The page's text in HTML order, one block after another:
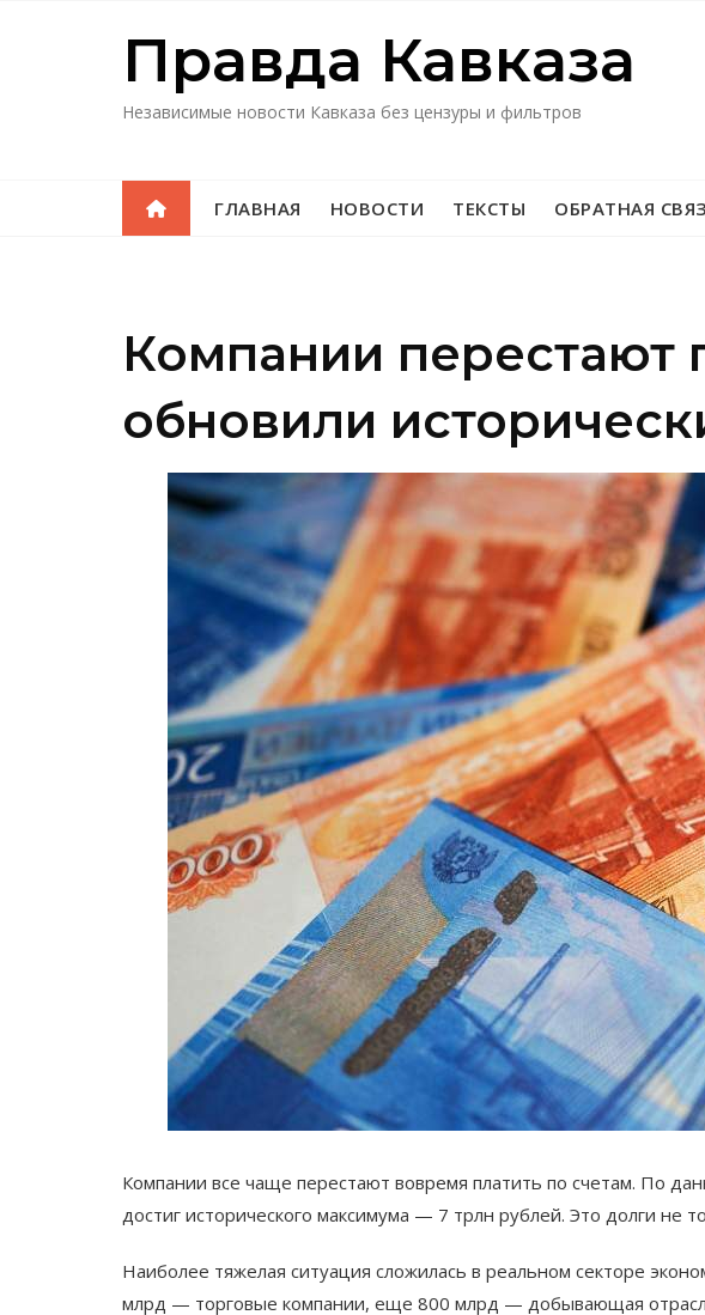
Правда Кавказa
Независимые новости Кавказа без цензуры и фильтров
ГЛАВНАЯ НОВОСТИ ТЕКСТЫ ОБРАТНАЯ
Компании перестают
обновили
Компании все чаще перестают вовремя платить по счетам. По
достиг исторического максимума — 7 трлн рублей. Это долги не
Наиболее тяжелая ситуация сложилась в реальном секторе
млрд — торговые компании, еще 800 млрд — добывающая